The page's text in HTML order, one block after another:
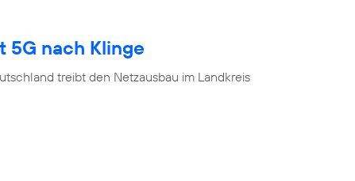
5G nach Klinge
treibt den Netzausbau im Landkreis